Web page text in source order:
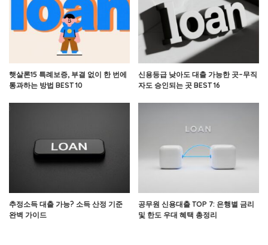
햇살론15 특례보증, 부결 없이 한 번에
통과하는 방법 BEST 10
신용등급 낮아도 대출 가능한 곳–무직
자도 승인되는 곳 BEST 16
추정소득 대출 가능? 소득 산정 기준
완벽 가이드
공무원 신용대출 TOP 7: 은행별 금리
및 한도 우대 혜택 총정리